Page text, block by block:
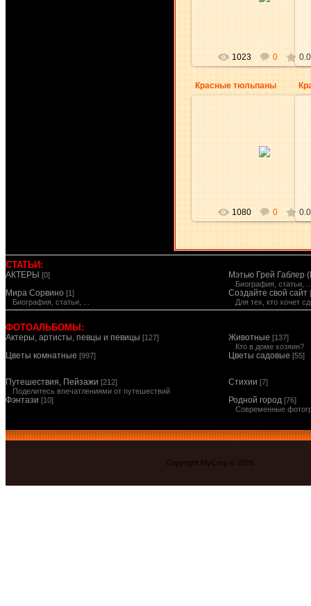
1023 0 0.0
Красные тюльпаны
1080 0 0.0
СТАТЬИ:
АКТЕРЫ [0] Мэтью Грей Габлер
Биография, статьи,
Мира Сорвино [1]
Биография, статьи, ...
Создайте свой сайт
Для тех, кто хочет
ФОТОАЛЬБОМЫ:
Актеры, артисты, певцы и певицы [127] Животные [137]
Кто в доме хозяин?
Цветы комнатные [997] Цветы садовые [55]
Путешествия, Пейзажи [212]
Поделитесь впечатлениями от путешествий
Стихии [7]
Фэнтази [10] Родной город [76]
Современные
Copyright MyCorp © 2026